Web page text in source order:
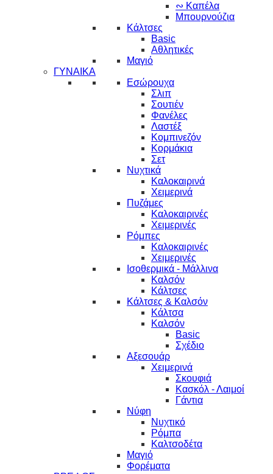
∾ Καπέλα
Μπουρνούζια
Κάλτσες
Basic
Αθλητικές
Μαγιό
ΓΥΝΑΙΚΑ
Εσώρουχα
Σλιπ
Σουτιέν
Φανέλες
Λαστέξ
Κομπινεζόν
Κορμάκια
Σετ
Νυχτικά
Καλοκαιρινά
Χειμερινά
Πυζάμες
Καλοκαιρινές
Χειμερινές
Ρόμπες
Καλοκαιρινές
Χειμερινές
Ισοθερμικά - Μάλλινα
Καλσόν
Κάλτσες
Κάλτσες & Καλσόν
Κάλτσα
Καλσόν
Basic
Σχέδιο
Αξεσουάρ
Χειμερινά
Σκουφιά
Κασκόλ - Λαιμοί
Γάντια
Νύφη
Νυχτικό
Ρόμπα
Καλτσοδέτα
Μαγιό
Φορέματα